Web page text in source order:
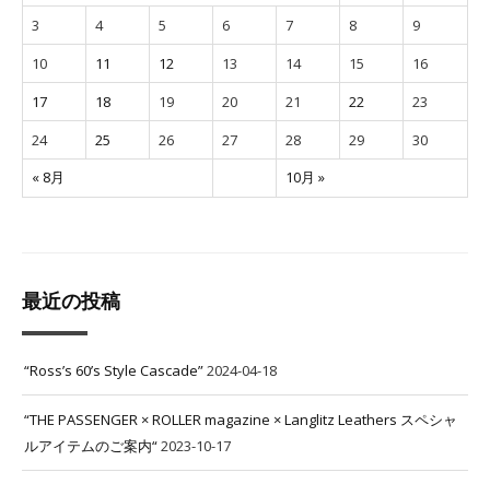
« 8月 10月 »
3
4 5 6 7 8
9
10
11 12 13 14 15
16
17
18 19 20 21 22
23
24
25 26 27 28 29 30
最近の投稿
“Ross’s 60’s Style Cascade”2024-04-18
“THE PASSENGER × ROLLER magazine × Langlitz Leathers スペシャ
ルアイテムのご案内“2023-10-17